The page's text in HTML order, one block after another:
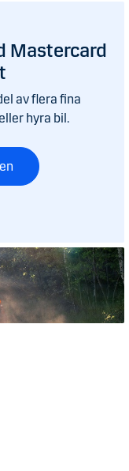
Mastercard
av flera fina
hyra bil.